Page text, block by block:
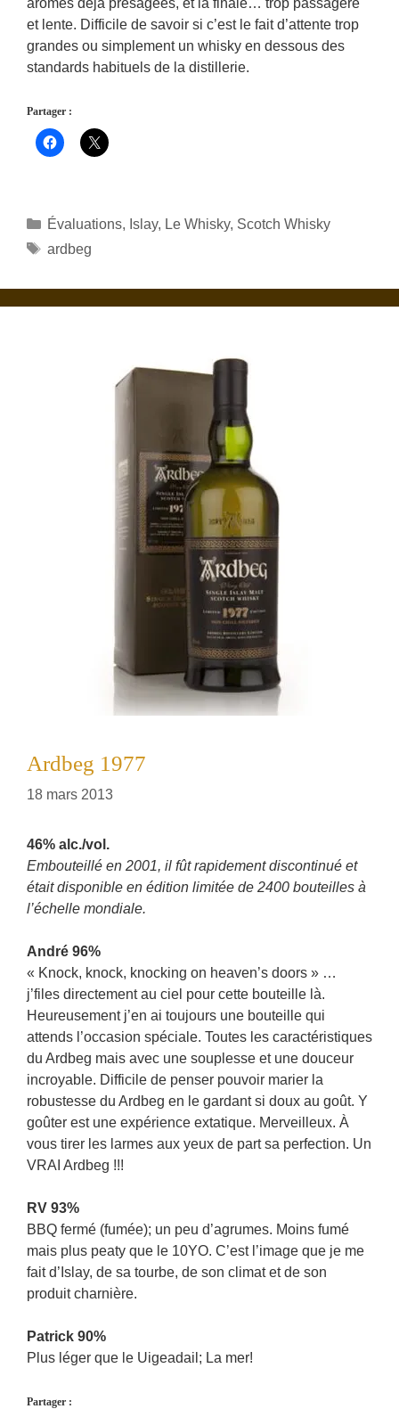
arômes déjà présagées, et la finale… trop passagère
et lente. Difficile de savoir si c’est le fait d’attente trop
grandes ou simplement un whisky en dessous des
standards habituels de la distillerie.
Partager :
Catégories
Évaluations, Islay, Le Whisky, Scotch Whisky
Étiquettes
ardbeg
Ardbeg 1977
18 mars 2013
46% alc./vol.
Embouteillé en 2001, il fût rapidement discontinué et
était disponible en édition limitée de 2400 bouteilles à
l’échelle mondiale.
André 96%
« Knock, knock, knocking on heaven’s doors » …
j’files directement au ciel pour cette bouteille là.
Heureusement j’en ai toujours une bouteille qui
attends l’occasion spéciale. Toutes les caractéristiques
du Ardbeg mais avec une souplesse et une douceur
incroyable. Difficile de penser pouvoir marier la
robustesse du Ardbeg en le gardant si doux au goût. Y
goûter est une expérience extatique. Merveilleux. À
vous tirer les larmes aux yeux de part sa perfection. Un
VRAI Ardbeg !!!
RV 93%
BBQ fermé (fumée); un peu d’agrumes. Moins fumé
mais plus peaty que le 10YO. C’est l’image que je me
fait d’Islay, de sa tourbe, de son climat et de son
produit charnière.
Patrick 90%
Plus léger que le Uigeadail; La mer!
Partager :